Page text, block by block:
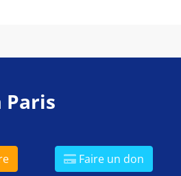
Paris
Faire un don